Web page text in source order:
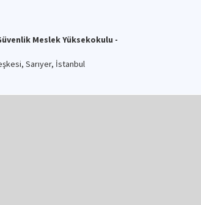
Meslek Yüksekokulu -
Sarıyer, İstanbul